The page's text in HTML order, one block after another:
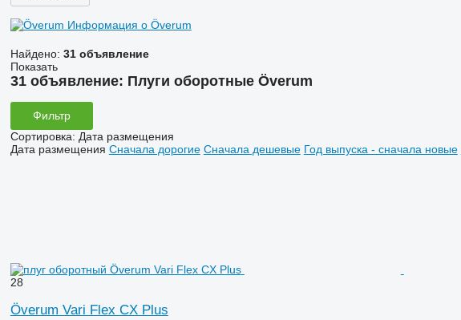
Информация о Överum
Найдено: 31 объявление
Показать
31 объявление: Плуги оборотные Överum
Фильтр
Сортировка: Дата размещения
Дата размещения Сначала дорогие Сначала дешевые Год выпуска - сначала новые
28
Överum Vari Flex CX Plus